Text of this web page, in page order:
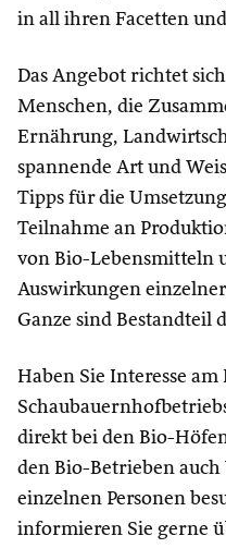
in all ihren Facetten
Das Angebot richtet
Menschen, die
Ernährung,
spannende Art und
Tipps für die
Teilnahme an
von Bio-Lebensmitteln
Auswirkungen
Ganze sind Bestandteil
Haben Sie Interesse am
direkt bei den Bio-
den Bio-Betrieben
einzelnen Personen
informieren Sie gerne